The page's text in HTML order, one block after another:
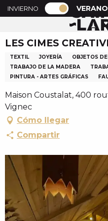
A
l
e
r
a
u
c
o
n
t
e
u
i
n
PAGE D’ACCUEIL
INVIERNO PAGE
VERANO
Accueil verano LES CIMES
LES CIMES
TEXTIL JOYERÍA OBJETOS
TRABAJO DE LA MADERA
PINTURA - ARTES GRÁFICAS
Maison Coustalat, 400
Vignec
Cómo llegar
Compartir